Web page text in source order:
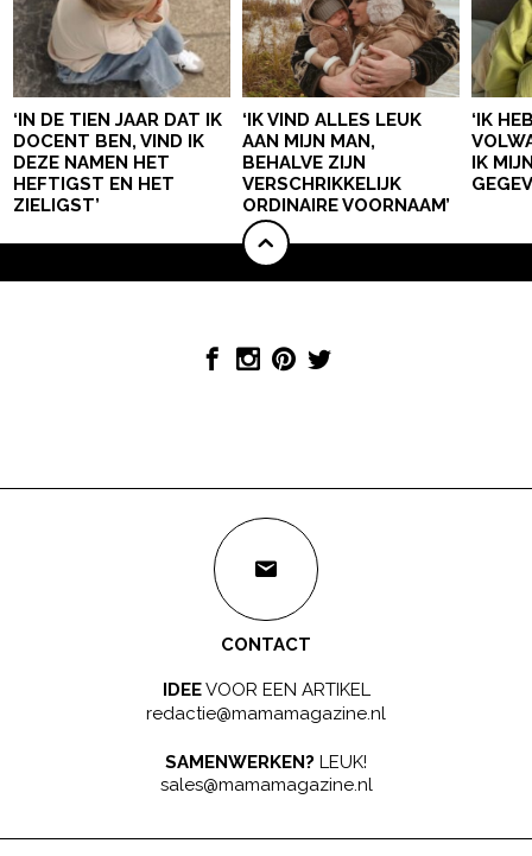
‘IN DE TIEN JAAR DAT IK
DOCENT BEN, VIND IK
DEZE NAMEN HET
HEFTIGST EN HET
ZIELIGST’
‘IK VIND ALLES LEUK
AAN MIJN MAN,
BEHALVE ZIJN
VERSCHRIKKELIJK
ORDINAIRE VOORNAAM’
‘IK
IK
CONTACT
IDEEVOOR EEN ARTIKEL
redactie@mamamagazine.nl
SAMENWERKEN? LEUK!
sales@mamamagazine.nl